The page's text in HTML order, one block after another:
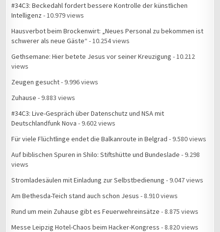
#34C3: Beckedahl fordert bessere Kontrolle der künstlichen
Intelligenz - 10.979 views
Hausverbot beim Brockenwirt: „Neues Personal zu bekommen ist
schwerer als neue Gäste“ - 10.254 views
Gethsemane: Hier betete Jesus vor seiner Kreuzigung - 10.212
views
Zeugen gesucht- 9.996 views
Zuhause - 9.883 views
#34C3: Live-Gespräch über Datenschutz und NSA mit
Deutschlandfunk Nova - 9.602 views
Für viele Flüchtlinge endet die Balkanroute in Belgrad - 9.580 views
Auf biblischen Spuren in Shilo: Stiftshütte und Bundeslade - 9.298
views
Stromladesäulen mit Einladung zur Selbstbedienung - 9.047 views
Am Bethesda-Teich stand auch schon Jesus - 8.910 views
Rund um mein Zuhause gibt es Feuerwehreinsätze - 8.875 views
Messe Leipzig Hotel-Chaos beim Hacker-Kongress - 8.820 views